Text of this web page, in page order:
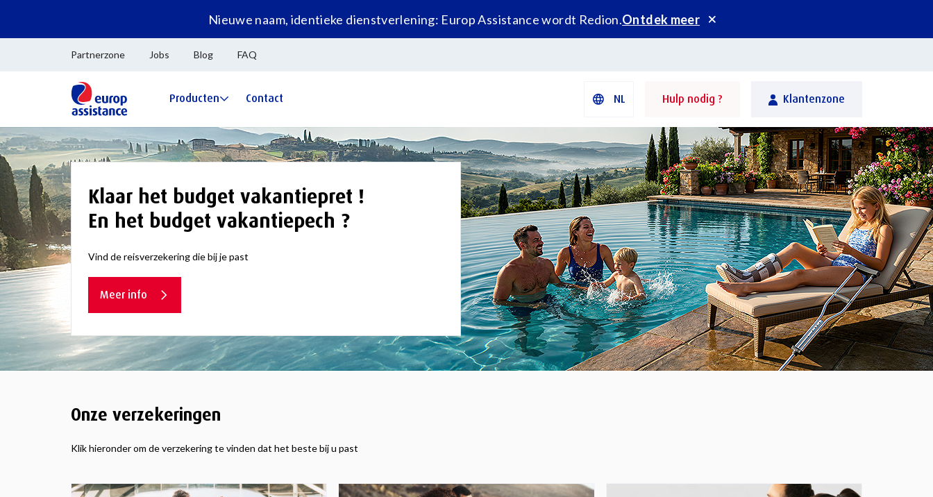
Nieuwe naam, identieke dienstverlening: Europ Assistance wordt Redion.Ontdek meer
Partnerzone Jobs Blog FAQ
Producten Contact NL Hulp nodig ? Klantenzone
Klaar het budget vakantiepret !​
En het budget vakantiepech ?
Vind de reisverzekering die bij je past
Meer info
Onze verzekeringen
Klik hieronder om de verzekering te vinden dat het beste bij u past